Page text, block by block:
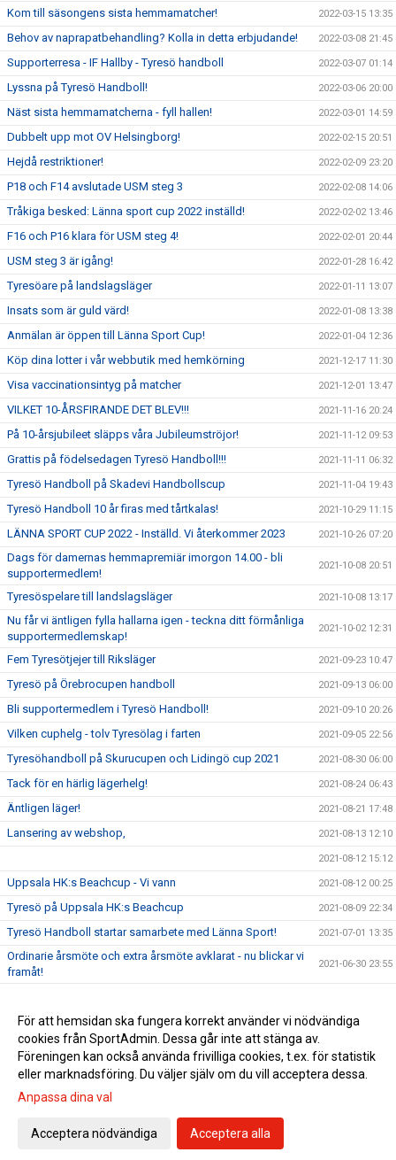
Kom till säsongens sista hemmamatcher! 2022-03-15 13:35
Behov av naprapatbehandling? Kolla in detta erbjudande! 2022-03-08 21:45
Supporterresa - IF Hallby - Tyresö handboll 2022-03-07 01:14
Lyssna på Tyresö Handboll! 2022-03-06 20:00
Näst sista hemmamatcherna - fyll hallen! 2022-03-01 14:59
Dubbelt upp mot OV Helsingborg! 2022-02-15 20:51
Hejdå restriktioner! 2022-02-09 23:20
P18 och F14 avslutade USM steg 3 2022-02-08 14:06
Tråkiga besked: Länna sport cup 2022 inställd! 2022-02-02 13:46
F16 och P16 klara för USM steg 4! 2022-02-01 20:44
USM steg 3 är igång! 2022-01-28 16:42
Tyresöare på landslagsläger 2022-01-11 13:07
Insats som är guld värd! 2022-01-08 13:38
Anmälan är öppen till Länna Sport Cup! 2022-01-04 12:36
Köp dina lotter i vår webbutik med hemkörning 2021-12-17 11:30
Visa vaccinationsintyg på matcher 2021-12-01 13:47
VILKET 10-ÅRSFIRANDE DET BLEV!!! 2021-11-16 20:24
På 10-årsjubileet släpps våra Jubileumströjor! 2021-11-12 09:53
Grattis på födelsedagen Tyresö Handboll!!! 2021-11-11 06:32
Tyresö Handboll på Skadevi Handbollscup 2021-11-04 19:43
Tyresö Handboll 10 år firas med tårtkalas! 2021-10-29 11:15
LÄNNA SPORT CUP 2022 - Inställd. Vi återkommer 2023 2021-10-26 07:20
Dags för damernas hemmapremiär imorgon 14.00 - bli
supportermedlem!
2021-10-08 20:51
Tyresöspelare till landslagsläger 2021-10-08 13:17
Nu får vi äntligen fylla hallarna igen - teckna ditt förmånliga
supportermedlemskap!
2021-10-02 12:31
Fem Tyresötjejer till Riksläger 2021-09-23 10:47
Tyresö på Örebrocupen handboll 2021-09-13 06:00
Bli supportermedlem i Tyresö Handboll! 2021-09-10 20:26
Vilken cuphelg - tolv Tyresölag i farten 2021-09-05 22:56
Tyresöhandboll på Skurucupen och Lidingö cup 2021 2021-08-30 06:00
Tack för en härlig lägerhelg! 2021-08-24 06:43
Äntligen läger! 2021-08-21 17:48
Lansering av webshop, 2021-08-13 12:10
2021-08-12 15:12
Uppsala HK:s Beachcup - Vi vann 2021-08-12 00:25
Tyresö på Uppsala HK:s Beachcup 2021-08-09 22:34
Tyresö Handboll startar samarbete med Länna Sport! 2021-07-01 13:35
Ordinarie årsmöte och extra årsmöte avklarat - nu blickar vi
framåt!
2021-06-30 23:55
Gräsroten, 2021-06-12 18:19
Nyheter inför sommaren 2021-06-07 19:14
Gå till Webbversion
För att hemsidan ska fungera korrekt använder vi nödvändiga
cookies från SportAdmin. Dessa går inte att stänga av.
Föreningen kan också använda frivilliga cookies, t.ex. för statistik
eller marknadsföring. Du väljer själv om du vill acceptera dessa.
Anpassa dina val
Acceptera nödvändiga Acceptera alla